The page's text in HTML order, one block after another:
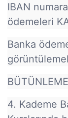
IBAN
ödemeleri
Banka
4. Kademe